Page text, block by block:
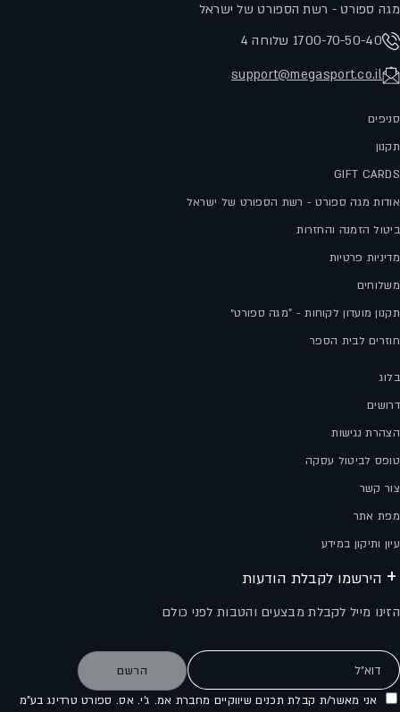
מגה ספורט - רשת הספורט של ישראל
1700-70-50-40 שלוחה 4
support@megasport.co.il
סניפים
תקנון
GIFT CARDS
אודות מגה ספורט - רשת הספורט של ישראל
ביטול הזמנה והחזרות
מדיניות פרטיות
משלוחים
תקנון מועדון לקוחות - "מגה ספורט״
חוזרים לבית הספר
בלוג
דרושים
הצהרת נגישות
טופס לביטול עסקה
צור קשר
מפת אתר
עיון ותיקון במידע
הירשמו לקבלת הודעות
הזינו מייל לקבלת מבצעים והטבות לפני כולם
דוא"ל הרשם
אני מאשר/ת קבלת תכנים שיווקיים מחברת אמ. ג'י. אס. ספורט טרדינג בע"מ